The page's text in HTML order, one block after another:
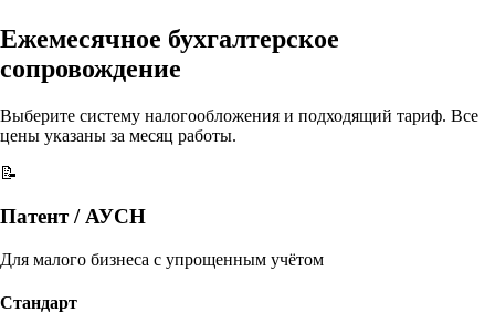
Ежемесячное бухгалтерское
сопровождение
Выберите систему налогообложения и подходящий тариф. Все
цены указаны за месяц работы.
📝
Патент / АУСН
Для малого бизнеса с упрощенным учётом
Стандарт